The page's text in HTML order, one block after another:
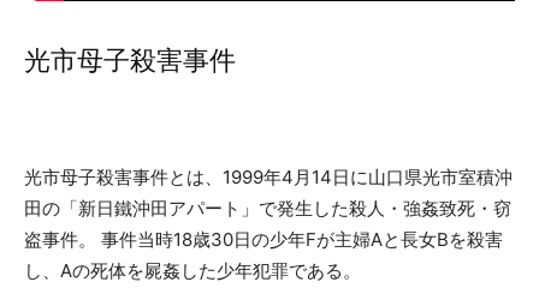
光市母子殺害事件
光市母子殺害事件とは、1999年4月14日に山口県光市室積沖
田の「新日鐵沖田アパート」で発生した殺人・強姦致死・窃
盗事件。 事件当時18歳30日の少年Fが主婦Aと長女Bを殺害
し、Aの死体を屍姦した少年犯罪である。